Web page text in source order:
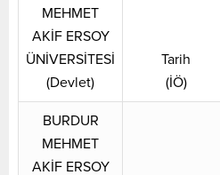
MEHMET
AKİF ERSOY
ÜNİVERSİTESİ
(Devlet)
Tarih
(İÖ)
BURDUR
MEHMET
AKİF ERSOY